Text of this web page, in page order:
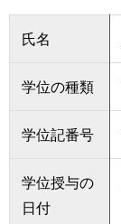
氏名
学位の種類
学位記番号
学位授与の
日付